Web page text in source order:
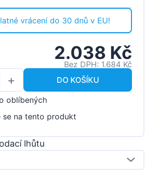
vrácení do 30 dnů v EU!
2.038 Kč
Bez DPH: 1.684 Kč
DO KOŠÍKU
oblíbených
se na tento produkt
lhůtu